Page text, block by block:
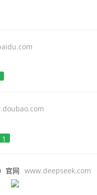
1
官网 www.deepseek.com